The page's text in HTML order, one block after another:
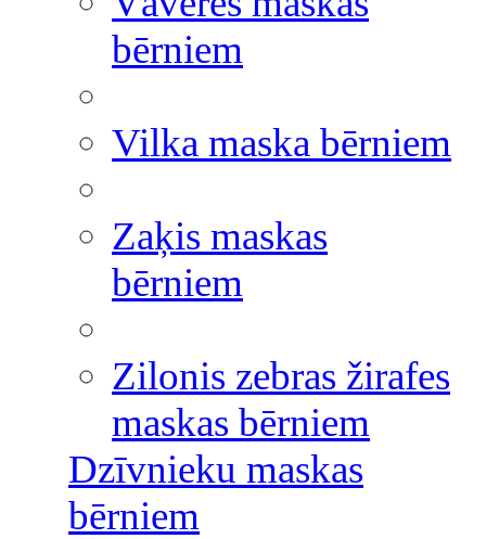
bērniem
Vilka maska bērniem
Zaķis maskas
bērniem
Zilonis zebras žirafes
maskas bērniem
Dzīvnieku maskas
bērniem